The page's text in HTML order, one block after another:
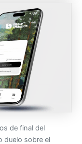
de final del
duelo sobre el